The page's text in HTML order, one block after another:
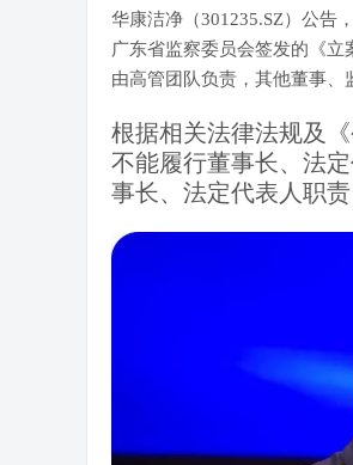
华康洁净（301235.SZ）公告
广东省监察委员会签发的《
由高管团队负责，其他董事、
根据相关法律法规及
不能履行董事长、法
事长、法定代表人职